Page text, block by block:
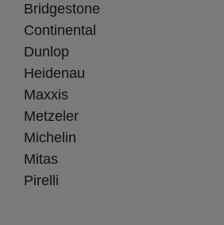
Bridgestone
Continental
Dunlop
Heidenau
Maxxis
Metzeler
Michelin
Mitas
Pirelli